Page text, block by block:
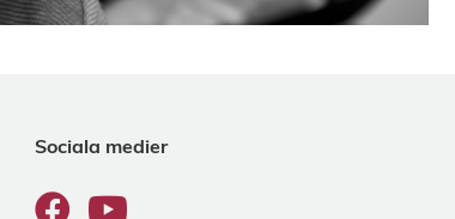
Sociala medier